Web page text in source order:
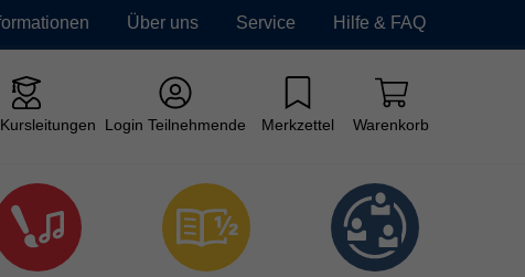
Über uns Service Hilfe & FAQ
Login Teilnehmende Merkzettel Warenkorb